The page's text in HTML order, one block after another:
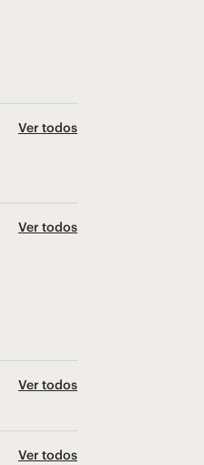
Ver todos
Ver todos
Ver todos
Ver todos